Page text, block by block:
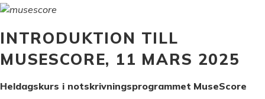
INTRODUKTION TILL
MUSESCORE, 11 MARS 2025
Heldagskurs i notskrivningsprogrammet MuseScore